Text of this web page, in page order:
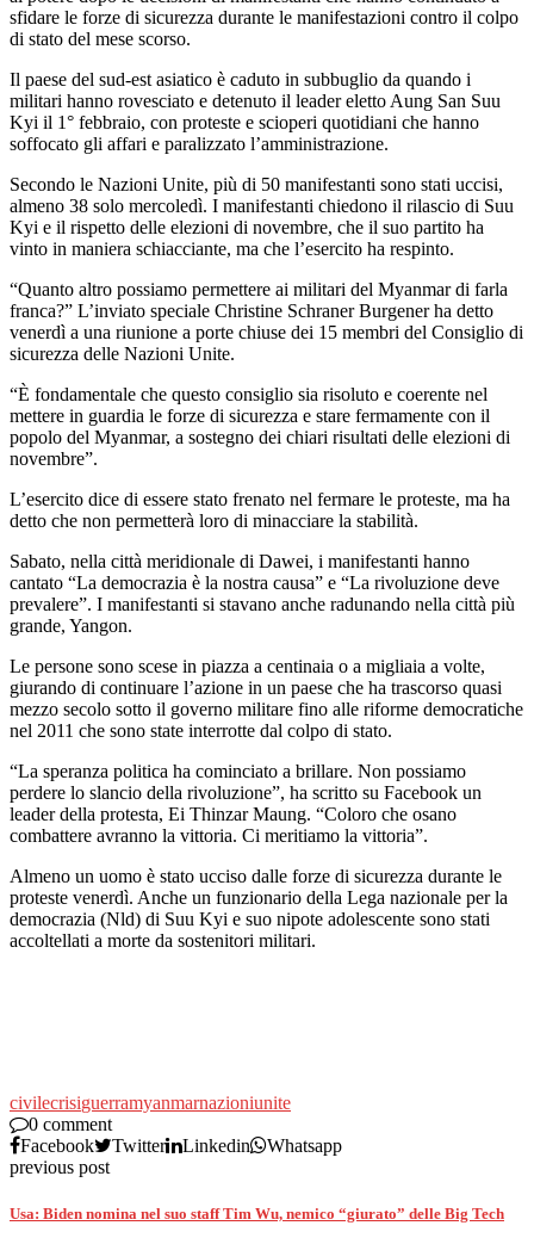
sfidare le forze di sicurezza durante le manifestazioni contro il colpo
di stato del mese scorso.
Il paese del sud-est asiatico è caduto in subbuglio da quando i
militari hanno rovesciato e detenuto il leader eletto Aung San Suu
Kyi il 1° febbraio, con proteste e scioperi quotidiani che hanno
soffocato gli affari e paralizzato l’amministrazione.
Secondo le Nazioni Unite, più di 50 manifestanti sono stati uccisi,
almeno 38 solo mercoledì. I manifestanti chiedono il rilascio di Suu
Kyi e il rispetto delle elezioni di novembre, che il suo partito ha
vinto in maniera schiacciante, ma che l’esercito ha respinto.
“Quanto altro possiamo permettere ai militari del Myanmar di farla
franca?” L’inviato speciale Christine Schraner Burgener ha detto
venerdì a una riunione a porte chiuse dei 15 membri del Consiglio di
sicurezza delle Nazioni Unite.
“È fondamentale che questo consiglio sia risoluto e coerente nel
mettere in guardia le forze di sicurezza e stare fermamente con il
popolo del Myanmar, a sostegno dei chiari risultati delle elezioni di
novembre”.
L’esercito dice di essere stato frenato nel fermare le proteste, ma ha
detto che non permetterà loro di minacciare la stabilità.
Sabato, nella città meridionale di Dawei, i manifestanti hanno
cantato “La democrazia è la nostra causa” e “La rivoluzione deve
prevalere”. I manifestanti si stavano anche radunando nella città più
grande, Yangon.
Le persone sono scese in piazza a centinaia o a migliaia a volte,
giurando di continuare l’azione in un paese che ha trascorso quasi
mezzo secolo sotto il governo militare fino alle riforme democratiche
nel 2011 che sono state interrotte dal colpo di stato.
“La speranza politica ha cominciato a brillare. Non possiamo
perdere lo slancio della rivoluzione”, ha scritto su Facebook un
leader della protesta, Ei Thinzar Maung. “Coloro che osano
combattere avranno la vittoria. Ci meritiamo la vittoria”.
Almeno un uomo è stato ucciso dalle forze di sicurezza durante le
proteste venerdì. Anche un funzionario della Lega nazionale per la
democrazia (Nld) di Suu Kyi e suo nipote adolescente sono stati
accoltellati a morte da sostenitori militari.
civilecrisiguerramyanmarnazioniunite
0 comment
Facebook
Twitter Linkedin
Whatsapp
previous post
Usa: Biden nomina nel suo staff Tim Wu, nemico “giurato” delle Big Tech